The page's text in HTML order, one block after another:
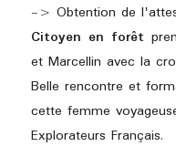
-> Obtention de
Citoyen en forêt
et Marcellin avec la
Belle rencontre et
cette femme
Explorateurs Français.